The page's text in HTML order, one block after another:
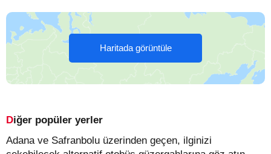
Haritada görüntüle
Diğer popüler yerler
Adana ve Safranbolu üzerinden geçen, ilginizi